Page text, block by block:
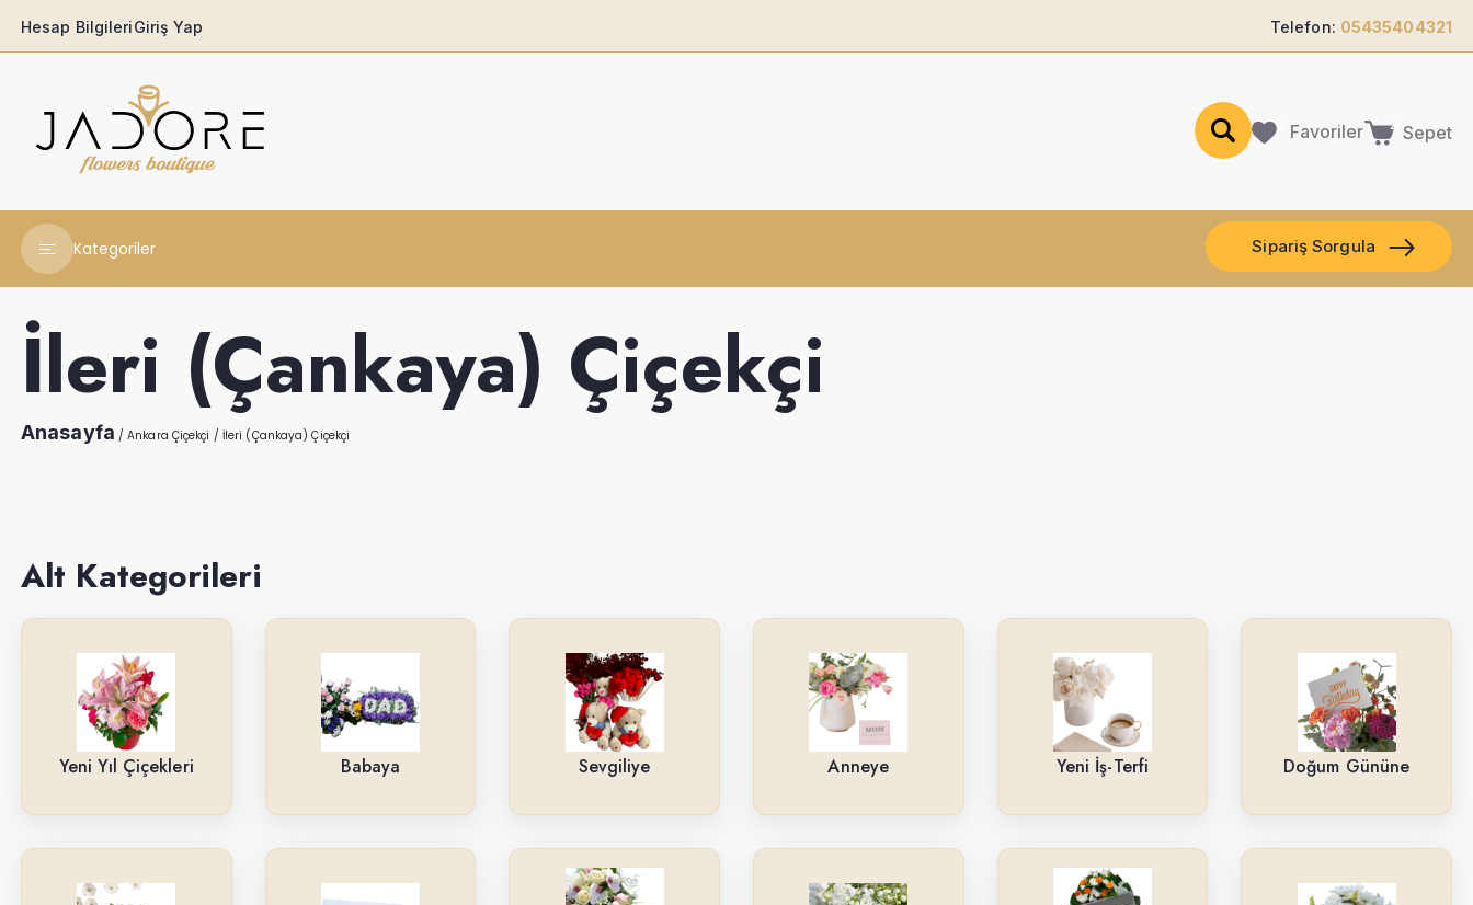
Hesap BilgileriGiriş Yap Telefon: 05435404321
Favoriler Sepet
Kategoriler
Babaya
Yeni İş-Terfi
Kutuda Çiçekler
Doğum Gününe
Düğün & Açılış Çelenkleri
Saksı Çiçekleri
Sipariş Sorgula
İleri (Çankaya) Çiçekçi
Anasayfa / Ankara Çiçekçi / İleri (Çankaya) Çiçekçi
Alt Kategorileri
Yeni Yıl Çiçekleri Babaya Sevgiliye Anneye Yeni İş-Terfi Doğum Gününe